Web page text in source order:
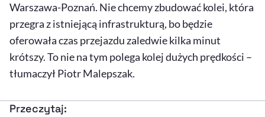
Warszawa-Poznań. Nie chcemy zbudować kolei, która
przegra z istniejącą infrastrukturą, bo będzie
oferowała czas przejazdu zaledwie kilka minut
krótszy. To nie na tym polega kolej dużych prędkości –
tłumaczył Piotr Malepszak.
Przeczytaj: